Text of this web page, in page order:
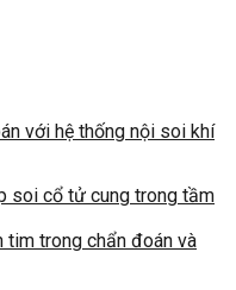
với hệ thống nội soi khí
soi cổ tử cung trong tầm
tim trong chẩn đoán và